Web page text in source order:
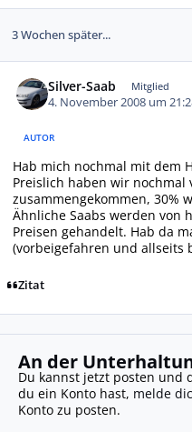
3 Wochen später...
Silver-Saab Mitglied
4. November 2008 um
AUTOR
Hab mich nochmal mit dem
Preislich haben wir
zusammengekommen, 30%
Ähnliche Saabs werden von
Preisen gehandelt. Hab da
(vorbeigefahren und allseits
Zitat
An der
Du kannst jetzt posten und
du ein Konto hast, melde
Konto zu posten.